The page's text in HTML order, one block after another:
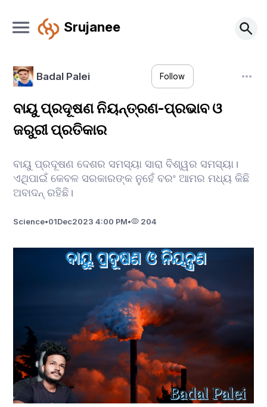
Srujanee
Badal Palei Follow
ବାୟୁ ପ୍ରଦୂଷଣ ନିୟନ୍ତ୍ରଣ-ପ୍ରଭାବ ଓ
ଜରୁରୀ ପ୍ରତିକାର
ବାୟୁ ପ୍ରଦୂଷଣ ଦେଶର ସମସ୍ୟା ସାରା ବିଶ୍ୱର ସମସ୍ୟା।
ଏଥିପାଇଁ କେବଳ ସରକାରଙ୍କ ନୁହେଁ ବରଂ ଆମର ମଧ୍ୟ କିଛି
ଅବାଦନ୍ ରହିଛି।
Science•01Dec2023 4:00 PM• 204